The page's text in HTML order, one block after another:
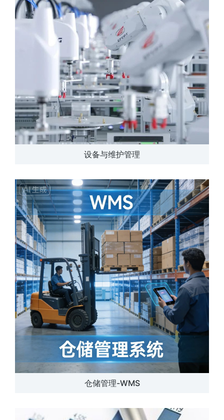
设备与维护管理
仓储管理-WMS